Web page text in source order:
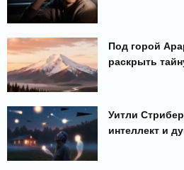
Под горой
раскрыть
Уитли
интеллект и